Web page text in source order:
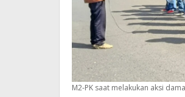
M2-PK saat melakukan aksi